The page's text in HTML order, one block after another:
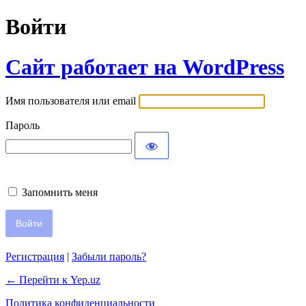
Войти
Сайт работает на WordPress
Имя пользователя или email
Пароль
Запомнить меня
Регистрация | Забыли пароль?
← Перейти к Yep.uz
Политика конфиденциальности